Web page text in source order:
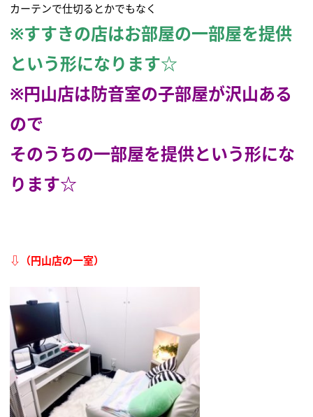
カーテンで仕切るとかでもなく
※すすきの店はお部屋の一部屋を提供
という形になります☆
※円山店は防音室の子部屋が沢山ある
ので
そのうちの一部屋を提供という形にな
ります☆
⇩（円山店の一室）